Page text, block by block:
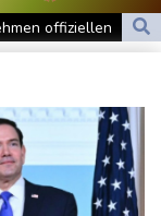
offiziellen
neuen
Holstein entdeckt
in Nordrhein-